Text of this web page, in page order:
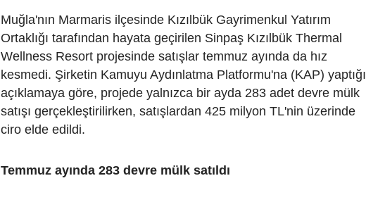
Muğla'nın Marmaris ilçesinde Kızılbük Gayrimenkul Yatırım
Ortaklığı tarafından hayata geçirilen Sinpaş Kızılbük Thermal
Wellness Resort projesinde satışlar temmuz ayında da hız
kesmedi. Şirketin Kamuyu Aydınlatma Platformu'na (KAP) yaptığı
açıklamaya göre, projede yalnızca bir ayda 283 adet devre mülk
satışı gerçekleştirilirken, satışlardan 425 milyon TL'nin üzerinde
ciro elde edildi.
Temmuz ayında 283 devre mülk satıldı